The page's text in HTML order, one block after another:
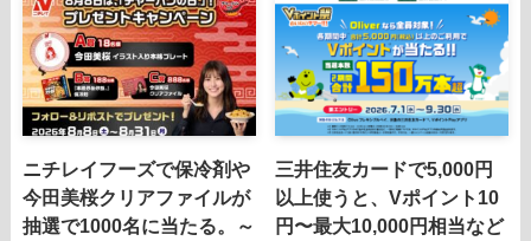
ニチレイフーズで保冷剤や
今田美桜クリアファイルが
抽選で1000名に当たる。～
三井住友カードで5,000円
以上使うと、Vポイント10
円〜最大10,000円相当など